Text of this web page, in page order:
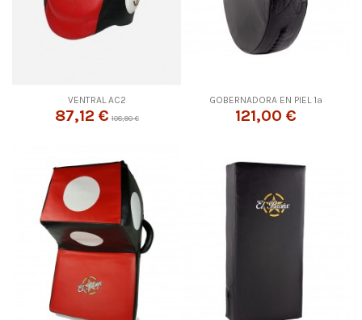
VENTRAL AC2
87,12 € 108,90 €
GOBERNADORA EN PIEL 1ª
121,00 €